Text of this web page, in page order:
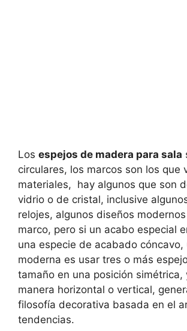
Los espejos de madera para sala
circulares, los marcos son los que
materiales, hay algunos que son
vidrio o de cristal, inclusive
relojes, algunos diseños
marco, pero si un acabo especial
una especie de acabado cóncavo,
moderna es usar tres o más
tamaño en una posición simétrica,
manera horizontal o vertical,
filosofía decorativa basada en el
tendencias.